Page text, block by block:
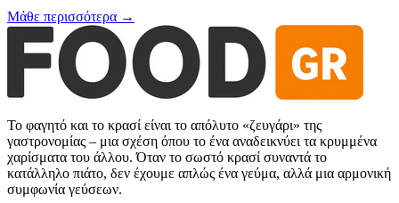
Μάθε περισσότερα →
Το φαγητό και το κρασί είναι το απόλυτο «ζευγάρι» της
γαστρονομίας – μια σχέση όπου το ένα αναδεικνύει τα κρυμμένα
χαρίσματα του άλλου. Όταν το σωστό κρασί συναντά το
κατάλληλο πιάτο, δεν έχουμε απλώς ένα γεύμα, αλλά μια αρμονική
συμφωνία γεύσεων.